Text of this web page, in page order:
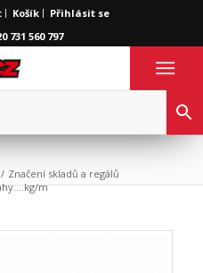
Košík
Přihlásit se
731 560 797
/ Značení skladů a regálů
m